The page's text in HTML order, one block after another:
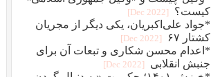
کیست؟
[2022 Dec]
*جواد علی‌اکبریان، یکی دیگر از مجریان
کشتار ۶۷
[2022 Dec]
*اعدام محسن شکاری و تبعات آن برای
جنبش انقلابی
[2022 Dec]